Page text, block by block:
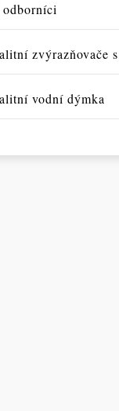
odborníci
zvýrazňovače
vodní dýmka